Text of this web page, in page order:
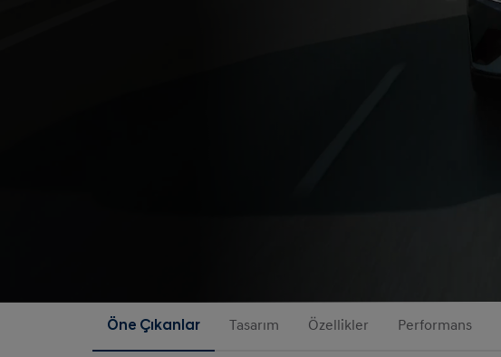
Öne Çıkanlar Tasarım Özellikler Performans